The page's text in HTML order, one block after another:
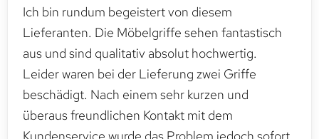
Ich bin rundum begeistert von diesem
Lieferanten. Die Möbelgriffe sehen fantastisch
aus und sind qualitativ absolut hochwertig.
Leider waren bei der Lieferung zwei Griffe
beschädigt. Nach einem sehr kurzen und
überaus freundlichen Kontakt mit dem